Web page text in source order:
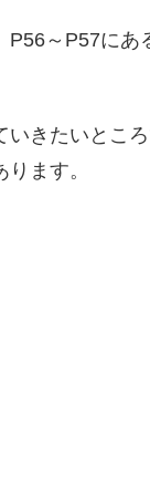
～P57に
きたいとこ
ます。